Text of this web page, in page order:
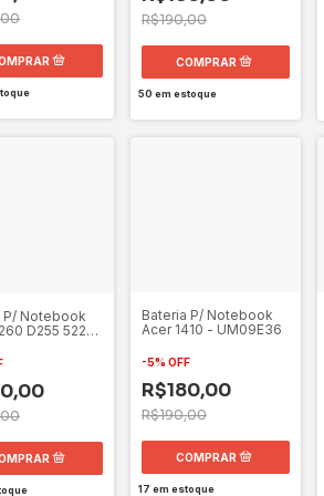
R$190,00
50 em estoque
P/ Notebook
D255 522
Bateria P/ Notebook
Acer 1410 - UM09E36
-5% OFF
R$180,00
R$190,00
17 em estoque